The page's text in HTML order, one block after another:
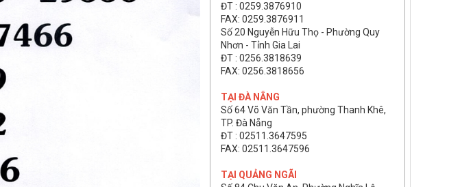
ĐT : 0259.3876910
FAX: 0259.3876911
Số 20 Nguyễn Hữu Thọ - Phường Quy
Nhơn - Tỉnh Gia Lai
ĐT : 0256.3818639
FAX: 0256.3818656
TẠI ĐÀ NẴNG
Số 64 Võ Văn Tần, phường Thanh Khê,
TP. Đà Nẵng
ĐT : 02511.3647595
FAX: 02511.3647596
TẠI QUẢNG NGÃI